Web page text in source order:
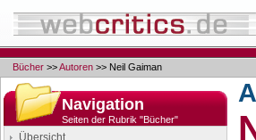
Bücher >>Autoren >> Neil Gaiman
Navigation
Seiten der Rubrik "Bücher"
Übersicht